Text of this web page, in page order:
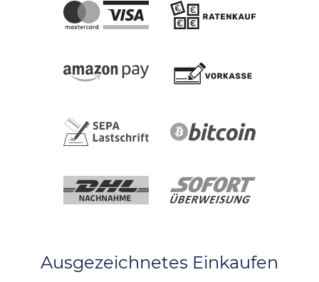
Ausgezeichnetes Einkaufen